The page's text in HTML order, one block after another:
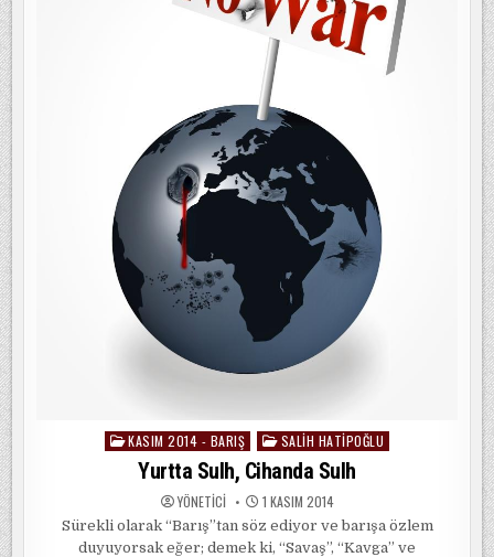
Posted
KASIM 2014 - BARIŞ SALIH HATIPOĞLU
Yurtta Sulh, Cihanda Sulh
YÖNETICI 1 KASIM 2014
Sürekli olarak “Barış”tan söz ediyor ve barışa özlem
duyuyorsak eğer; demek ki, “Savaş”, “Kavga” ve